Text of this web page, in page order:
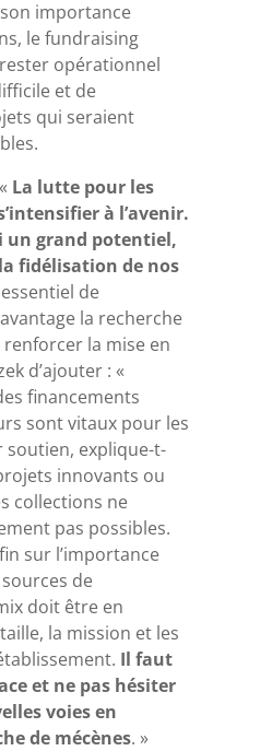
importance
le fundraising
opérationnel
et de
qui seraient
La lutte pour les
à l’avenir.
un grand potentiel,
fidélisation de nos
de
la recherche
la mise en
d’ajouter : «
financements
sont vitaux pour les
soutien, explique-t-
innovants ou
collections ne
pas possibles.
sur l’importance
de
doit être en
la mission et les
Il faut
et ne pas hésiter
voies en
de mécènes. »